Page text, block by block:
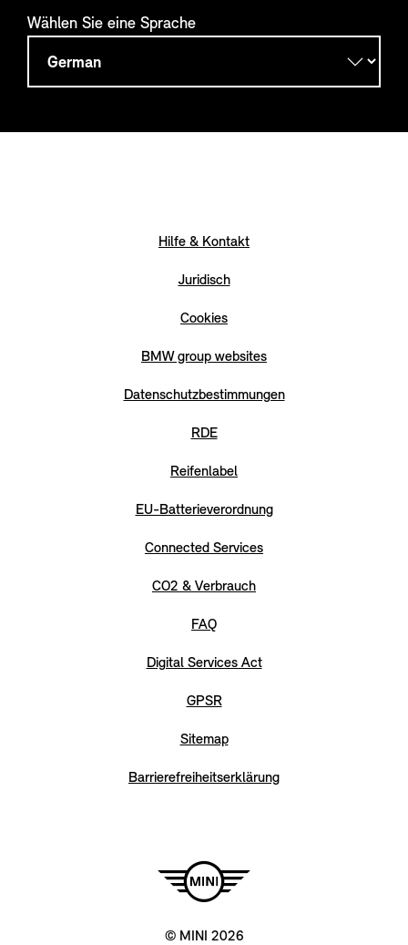
Wählen Sie eine Sprache
Hilfe & Kontakt
Juridisch
Cookies
BMW group websites
Datenschutzbestimmungen
RDE
Reifenlabel
EU-Batterieverordnung
Connected Services
CO2 & Verbrauch
FAQ
Digital Services Act
GPSR
Sitemap
Barrierefreiheitserklärung
© MINI 2026